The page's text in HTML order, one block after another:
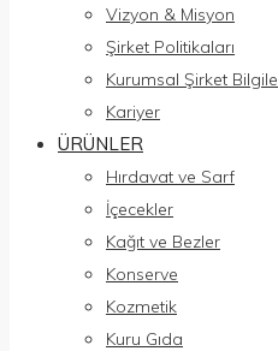
Vizyon & Misyon
Şirket Politikaları
Kurumsal Şirket
Kariyer
ÜRÜNLER
Hırdavat ve Sarf
İçecekler
Kağıt ve Bezler
Konserve
Kozmetik
Kuru Gıda